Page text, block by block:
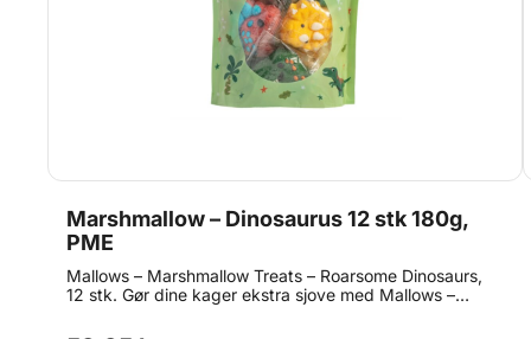
Marshmallow – Dinosaurus 12 stk 180g,
PME
Mallows – Marshmallow Treats – Roarsome Dinosaurs,
12 stk. Gør dine kager ekstra sjove med Mallows –